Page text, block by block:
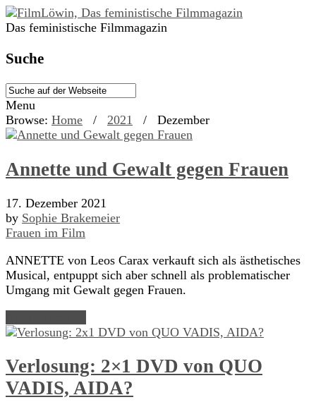
Das feministische Filmmagazin
Suche
Menu
Browse: Home / 2021 / Dezember
Annette und Gewalt gegen Frauen
17. Dezember 2021
by Sophie Brakemeier
Frauen im Film
ANNETTE von Leos Carax verkauft sich als ästhetisches
Musical, entpuppt sich aber schnell als problematischer
Umgang mit Gewalt gegen Frauen.
Verlosung: 2×1 DVD von QUO
VADIS, AIDA?